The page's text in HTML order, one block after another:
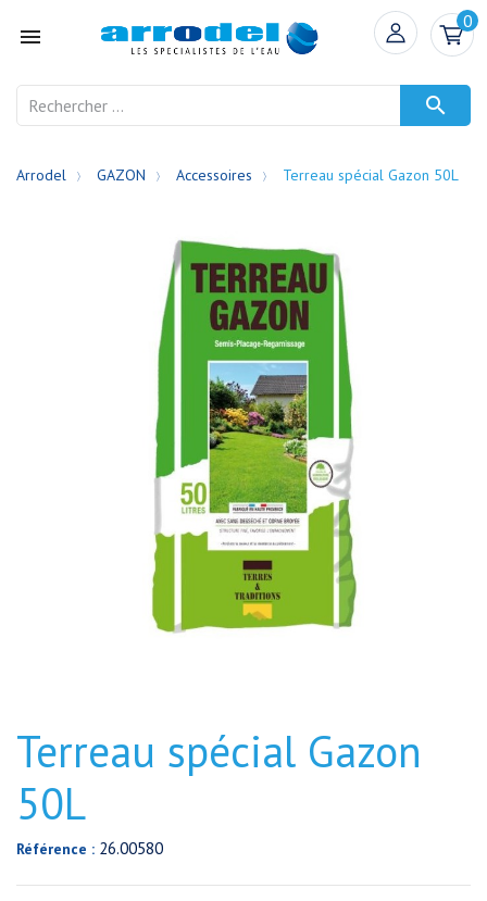

0

Arrodel GAZON Accessoires Terreau spécial Gazon 50L
Terreau spécial Gazon
50L
Référence : 26.00580